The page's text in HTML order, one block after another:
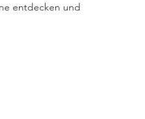
entdecken und